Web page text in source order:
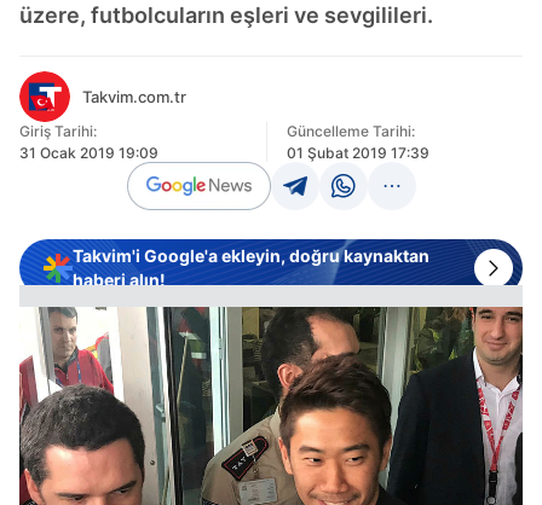
üzere, futbolcuların eşleri ve sevgilileri.
Takvim.com.tr
Giriş Tarihi:
31 Ocak 2019 19:09
Güncelleme Tarihi:
01 Şubat 2019 17:39
Takvim'i Google'a ekleyin, doğru kaynaktan
haberi alın!